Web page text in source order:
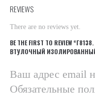
REVIEWS
There are no reviews yet.
BE THE FIRST TO REVIEW
ВТУЛОЧНЫЙ
Ваш адрес email
Обязательные